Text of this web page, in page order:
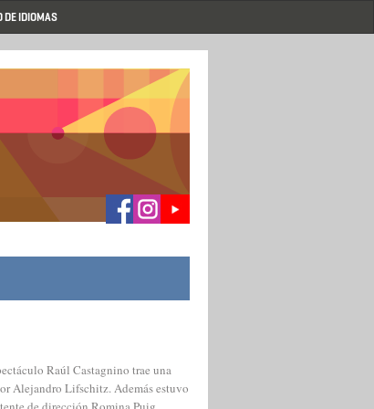
DE IDIOMAS
Raúl Castagnino trae una
Alejandro Lifschitz. Además estuvo